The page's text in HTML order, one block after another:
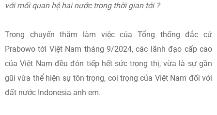
với mối quan hệ hai nước trong thời gian tới ?
Trong chuyến thăm làm việc của Tổng thống đắc cử
Prabowo tới Việt Nam tháng 9/2024, các lãnh đạo cấp cao
của Việt Nam đều đón tiếp hết sức trọng thị, vừa là sự gần
gũi vừa thể hiện sự tôn trọng, coi trọng của Việt Nam đối với
đất nước Indonesia anh em.